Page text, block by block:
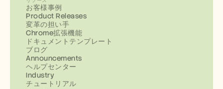
お客様事例
Product Releases
変革の担い手
Chrome拡張機能
ドキュメントテンプレート
ブログ
Announcements
ヘルプセンター
Industry
チュートリアル